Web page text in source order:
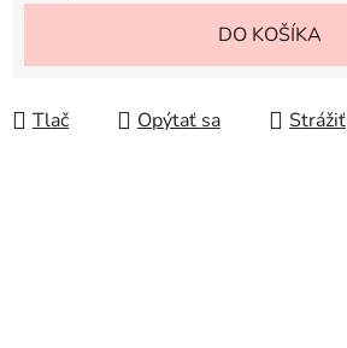
DO KOŠÍKA
Tlač Opýtať sa Strážiť